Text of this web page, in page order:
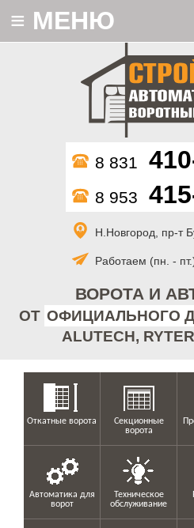
ВОРОТА И
ОТ ОФИЦИАЛЬНОГО
ALUTECH,
8 831
8 953
Н.Новгород, пр-т
Работаем (пн. -
≡ МЕНЮ
Откатные ворота
Секционные
ворота
Автоматика для
ворот
Техническое
обслуживание